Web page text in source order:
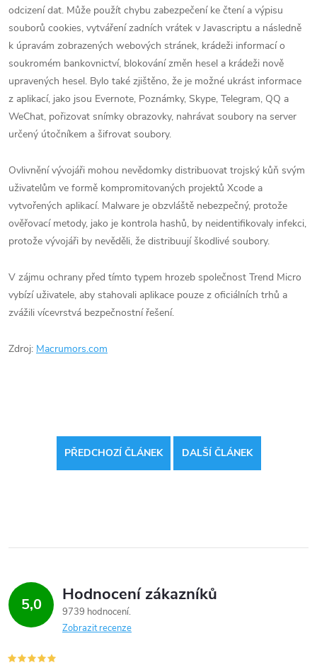
odcizení dat. Může použít chybu zabezpečení ke čtení a výpisu
souborů cookies, vytváření zadních vrátek v Javascriptu a následně
k úpravám zobrazených webových stránek, krádeži informací o
soukromém bankovnictví, blokování změn hesel a krádeži nově
upravených hesel. Bylo také zjištěno, že je možné ukrást informace
z aplikací, jako jsou Evernote, Poznámky, Skype, Telegram, QQ a
WeChat, pořizovat snímky obrazovky, nahrávat soubory na server
určený útočníkem a šifrovat soubory.
Ovlivnění vývojáři mohou nevědomky distribuovat trojský kůň svým
uživatelům ve formě kompromitovaných projektů Xcode a
vytvořených aplikací. Malware je obzvláště nebezpečný, protože
ověřovací metody, jako je kontrola hashů, by neidentifikovaly infekci,
protože vývojáři by nevěděli, že distribuují škodlivé soubory.
V zájmu ochrany před tímto typem hrozeb společnost Trend Micro
vybízí uživatele, aby stahovali aplikace pouze z oficiálních trhů a
zvážili vícevrstvá bezpečnostní řešení.
Zdroj: Macrumors.com
PŘEDCHOZÍ ČLÁNEK DALŠÍ ČLÁNEK
5,0 Hodnocení zákazníků
9739 hodnocení
Zobrazit recenze